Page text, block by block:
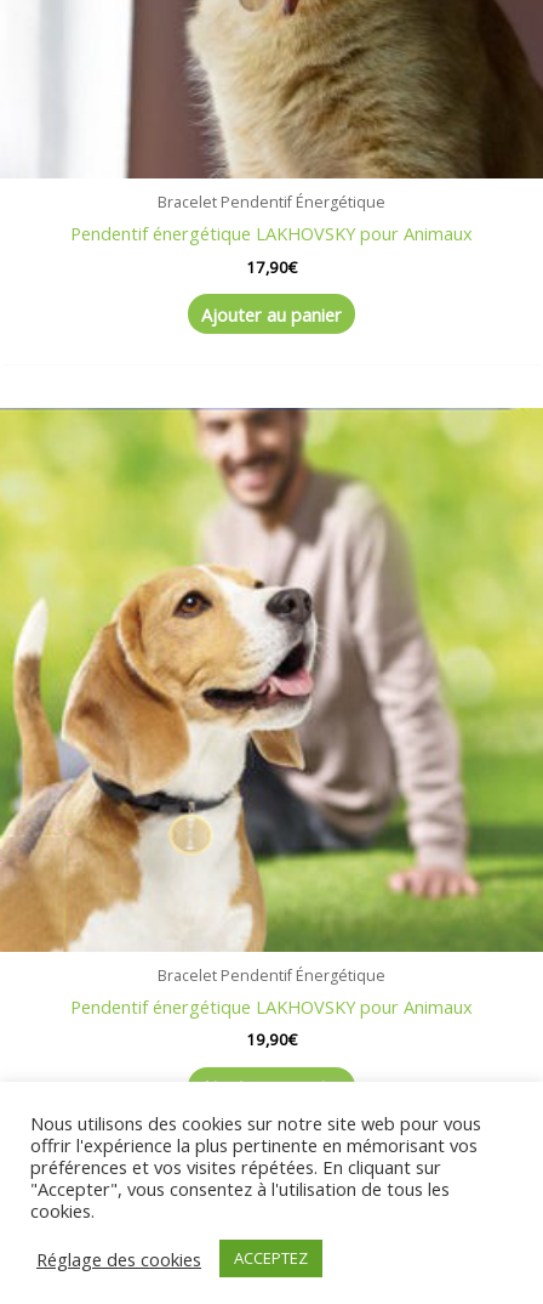
Bracelet Pendentif Énergétique
Pendentif énergétique LAKHOVSKY pour Animaux
17,90€
Ajouter au panier
Bracelet Pendentif Énergétique
Pendentif énergétique LAKHOVSKY pour Animaux
19,90€
Ajouter au panier
© 2025 GeoBienEtre
Nous utilisons des cookies sur notre site web pour vous
offrir l'expérience la plus pertinente en mémorisant vos
préférences et vos visites répétées. En cliquant sur
"Accepter", vous consentez à l'utilisation de tous les
cookies.
Réglage des cookies
ACCEPTEZ